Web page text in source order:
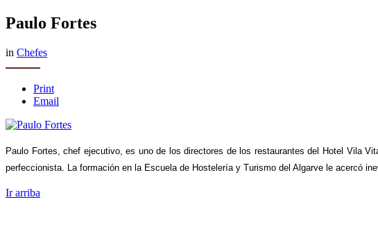
Paulo Fortes
in Chefes
Print
Email
Paulo Fortes, chef ejecutivo, es uno de los directores de los restaurantes del Hotel Vila
perfeccionista. La formación en la Escuela de Hostelería y Turismo del Algarve le acercó
Ir arriba